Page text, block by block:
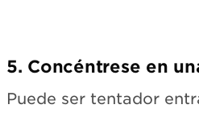
5. Concéntrese en
Puede ser tentador